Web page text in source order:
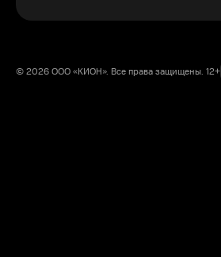
© 2026 ООО «КИОН». Все права защищены. 12+